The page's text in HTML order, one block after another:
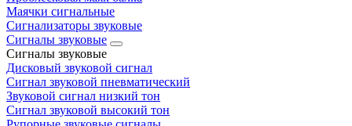
Маячки сигнальные
Сигнализаторы звуковые
Сигналы звуковые
Сигналы звуковые
Дисковый звуковой сигнал
Сигнал звуковой пневматический
Звуковой сигнал низкий тон
Сигнал звуковой высокий тон